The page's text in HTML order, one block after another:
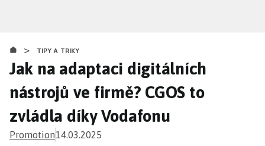
obsahu
> TIPY A TRIKY
Jak na adaptaci digitálních
nástrojů ve firmě? CGOS to
zvládla díky Vodafonu
Promotion14.03.2025